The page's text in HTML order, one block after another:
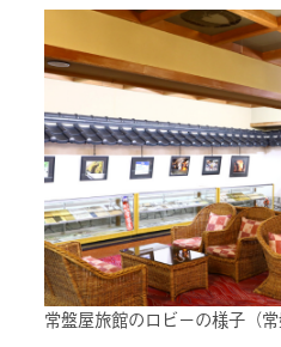
常盤屋旅館のロビーの様子（常